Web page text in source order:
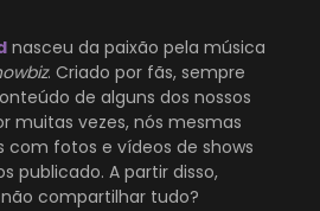
nasceu da paixão pela música
. Criado por fãs, sempre
de alguns dos nossos
muitas vezes, nós mesmas
com fotos e vídeos de shows
publicado. A partir disso,
compartilhar tudo?